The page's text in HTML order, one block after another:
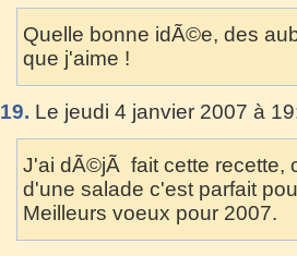
Quelle bonne idÃ©e, des
que j'aime !
19. Le jeudi 4 janvier 2007 à
J'ai dÃ©jÃ fait cette recette,
d'une salade c'est parfait
Meilleurs voeux pour 2007.